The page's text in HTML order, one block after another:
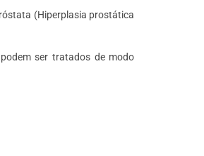
(Hiperplasia prostática
ser tratados de modo